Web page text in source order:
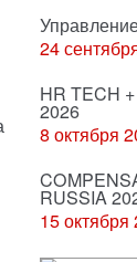
24
HR
2026
8 октября
RUSSIA
15 октября